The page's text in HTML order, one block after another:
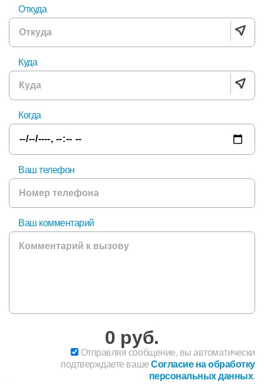
Откуда
Куда
Когда
Ваш телефон
Ваш комментарий
0 руб.
Отправляя сообщение, вы автоматически
подтверждаете вашеСогласие на обработку
персональных данных.